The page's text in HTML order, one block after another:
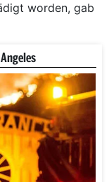
worden, gab